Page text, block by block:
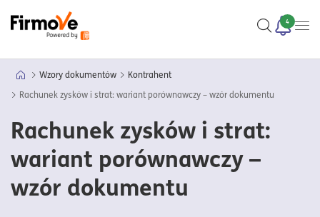
4
Wzory dokumentów
Kontrahent
Rachunek zysków i strat: wariant porównawczy – wzór dokumentu
Rachunek zysków i strat:
wariant porównawczy –
wzór dokumentu